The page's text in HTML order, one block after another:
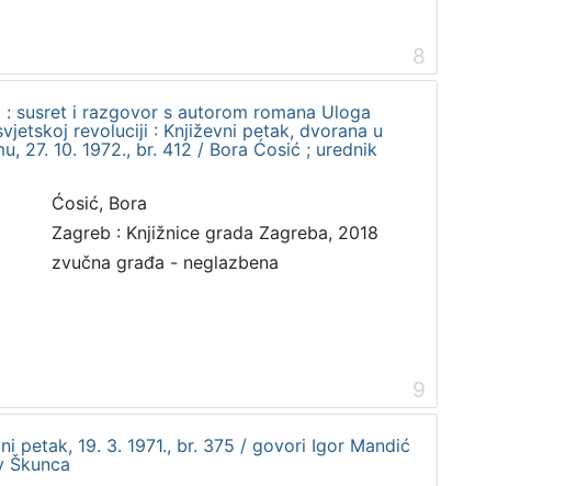
8
susret i razgovor s autorom romana Uloga
revoluciji : Književni petak, dvorana u
27. 10. 1972., br. 412 / Bora Ćosić ; urednik
Ćosić, Bora
Zagreb : Knjižnice grada Zagreba, 2018
zvučna građa - neglazbena
9
petak, 19. 3. 1971., br. 375 / govori Igor Mandić
Škunca